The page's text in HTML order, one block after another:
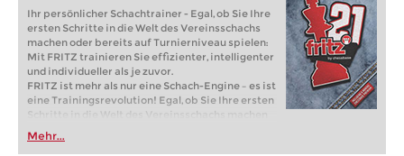
Ihr persönlicher Schachtrainer - Egal, ob Sie Ihre
ersten Schritte in die Welt des Vereinsschachs
machen oder bereits auf Turnierniveau spielen:
Mit FRITZ trainieren Sie effizienter, intelligenter
und individueller als je zuvor.
FRITZ ist mehr als nur eine Schach-Engine – es ist
eine Trainingsrevolution! Egal, ob Sie Ihre ersten
Schritte in die Welt des Vereinsschachs machen
oder bereits auf Turnierniveau spielen: Mit
FRITZ trainieren Sie effizienter, intelligenter und
Mehr...